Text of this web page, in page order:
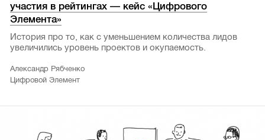
участия в рейтингах — кейс «Цифрового
Элемента»
История про то, как с уменьшением количества лидов
увеличились уровень проектов и окупаемость.
Александр Рябченко
Цифровой Элемент